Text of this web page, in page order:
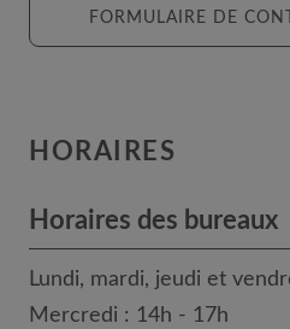
FORMULAIRE DE
HORAIRES
Horaires des bureaux
Lundi, mardi, jeudi et
Mercredi : 14h - 17h